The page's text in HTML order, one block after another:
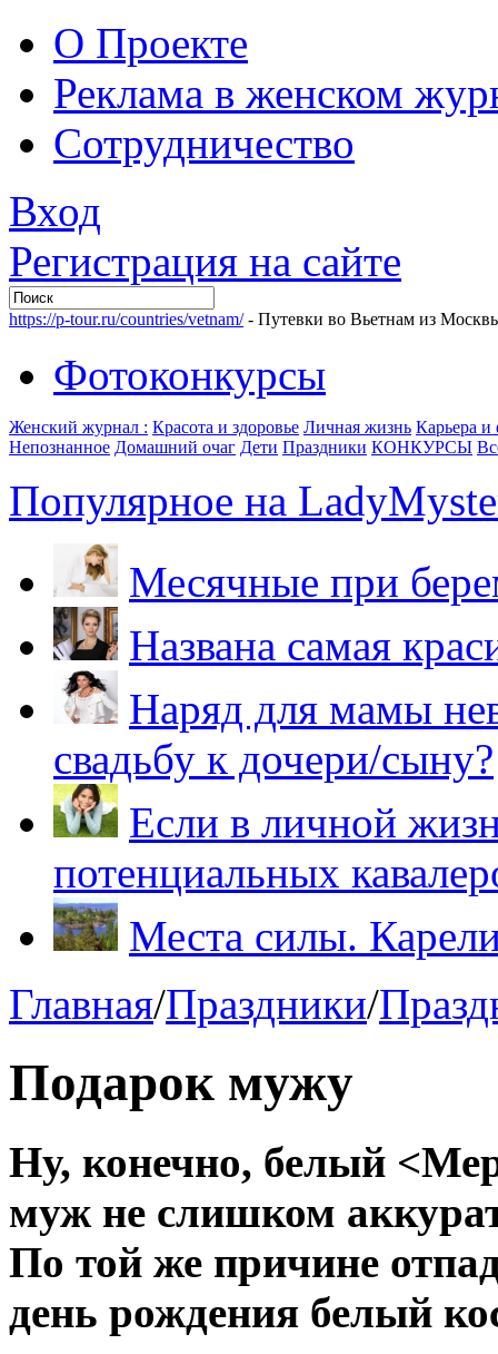
О Проекте
Реклама в женском
Сотрудничество
Вход
Регистрация на сайте
https://p-tour.ru/countries/vetnam/- Путевки во Вьетнам из
Фотоконкурсы
Женский журнал : Красота и здоровье Личная жизнь Карьера
Непознанное Домашний очаг Дети Праздники КОНКУРСЫ
Популярное на
Месячные при
Названа самая
Наряд для мамы
свадьбу к дочери/сыну?
Если в личной
потенциальных
Места силы.
Главная/Праздники/
Подарок мужу
Ну, конечно, белый
муж не слишком
По той же причине
день рождения белый